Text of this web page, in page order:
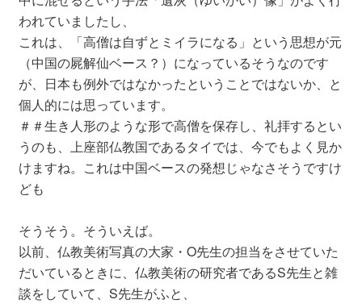
われていましたし、
これは、「高僧は自ずとミイラになる」という思想が元
（中国の屍解仙ベース？）になっているそうなのです
が、日本も例外ではなかったということではないか、と
個人的には思っています。
＃＃生き人形のような形で高僧を保存し、礼拝するとい
うのも、上座部仏教国であるタイでは、今でもよく見か
けますね。これは中国ベースの発想じゃなさそうですけ
ども
そうそう。そういえば。
以前、仏教美術写真の大家・O先生の担当をさせていた
だいているときに、仏教美術の研究者であるS先生と雑
談をしていて、S先生がふと、